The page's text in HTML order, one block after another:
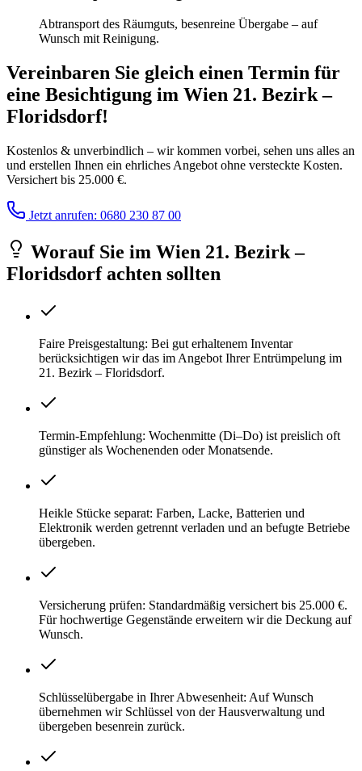
Abtransport des Räumguts, besenreine Übergabe – auf
Wunsch mit Reinigung.
Vereinbaren Sie gleich einen Termin für
eine Besichtigung im Wien 21. Bezirk –
Floridsdorf!
Kostenlos & unverbindlich – wir kommen vorbei, sehen uns alles an
und erstellen Ihnen ein ehrliches Angebot ohne versteckte Kosten.
Versichert bis 25.000 €.
Jetzt anrufen: 0680 230 87 00
Worauf Sie im Wien 21. Bezirk –
Floridsdorfachten sollten
Faire Preisgestaltung: Bei gut erhaltenem Inventar
berücksichtigen wir das im Angebot Ihrer Entrümpelung im
21. Bezirk – Floridsdorf.
Termin-Empfehlung: Wochenmitte (Di–Do) ist preislich oft
günstiger als Wochenenden oder Monatsende.
Heikle Stücke separat: Farben, Lacke, Batterien und
Elektronik werden getrennt verladen und an befugte Betriebe
übergeben.
Versicherung prüfen: Standardmäßig versichert bis 25.000 €.
Für hochwertige Gegenstände erweitern wir die Deckung auf
Wunsch.
Schlüsselübergabe in Ihrer Abwesenheit: Auf Wunsch
übernehmen wir Schlüssel von der Hausverwaltung und
übergeben besenrein zurück.